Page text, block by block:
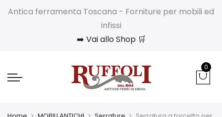
Antica ferramenta Toscana - Forniture per mobili ed
infissi
➡️ Vai allo Shop 🛒
0